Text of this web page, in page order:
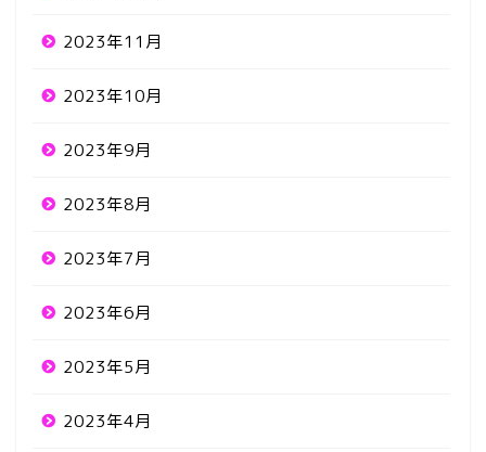
2023年11月
2023年10月
2023年9月
2023年8月
2023年7月
2023年6月
2023年5月
2023年4月